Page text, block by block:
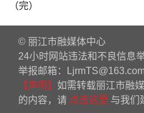
（完）
© 丽江市融媒体中心
24小时网站违法和不良信息
举报邮箱：
【声明】 如需转载丽江市融
的内容，请 点击这里 与我们